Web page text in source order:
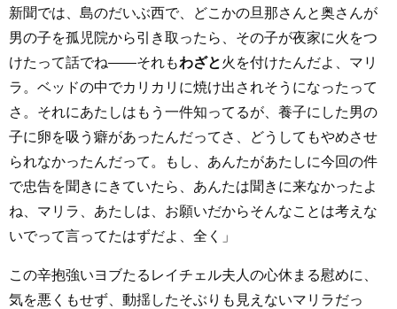
新聞では、島のだいぶ西で、どこかの旦那さんと奥さんが
男の子を孤児院から引き取ったら、その子が夜家に火をつ
けたって話でね――それもわざと火を付けたんだよ、マリ
ラ。ベッドの中でカリカリに焼け出されそうになったって
さ。それにあたしはもう一件知ってるが、養子にした男の
子に卵を吸う癖があったんだってさ、どうしてもやめさせ
られなかったんだって。もし、あんたがあたしに今回の件
で忠告を聞きにきていたら、あんたは聞きに来なかったよ
ね、マリラ、あたしは、お願いだからそんなことは考えな
いでって言ってたはずだよ、全く」
この辛抱強いヨブたるレイチェル夫人の心休まる慰めに、
気を悪くもせず、動揺したそぶりも見えないマリラだっ